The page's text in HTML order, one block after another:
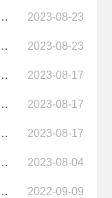
政协保山市五届二次会议第05020107号提案答... 2023-08-23
政协保山市五届 一 次会议第0238号建议续办... 2023-08-23
政协保山市五届二次会议第05020174号提案答... 2023-08-17
保山市政协 五届二次会议第05020160号提案答... 2023-08-17
政协保山市 五届二次会议第0156号提案答复的... 2023-08-17
保山市政协 五届二次会议第05020020号提案答... 2023-08-04
政协保山市五届一次会议第0012号提案答复的... 2022-09-09